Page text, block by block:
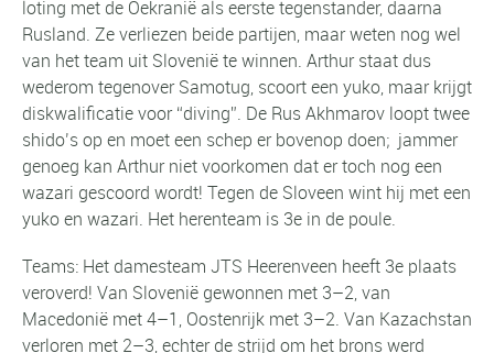
loting met de Oekranië als eerste tegenstander, daarna
Rusland. Ze verliezen beide partijen, maar weten nog wel
van het team uit Slovenië te winnen. Arthur staat dus
wederom tegenover Samotug, scoort een yuko, maar krijgt
diskwalificatie voor “diving”. De Rus Akhmarov loopt twee
shido’s op en moet een schep er bovenop doen; jammer
genoeg kan Arthur niet voorkomen dat er toch nog een
wazari gescoord wordt! Tegen de Sloveen wint hij met een
yuko en wazari. Het herenteam is 3e in de poule.
Teams: Het damesteam JTS Heerenveen heeft 3e plaats
veroverd! Van Slovenië gewonnen met 3–2, van
Macedonië met 4–1, Oostenrijk met 3–2. Van Kazachstan
verloren met 2–3, echter de strijd om het brons werd